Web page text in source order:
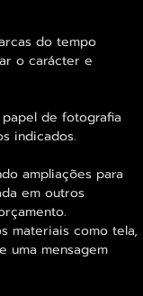
do tempo
o carácter e
de fotografia
indicados.
ampliações para
em outros
materiais como tela,
uma mensagem